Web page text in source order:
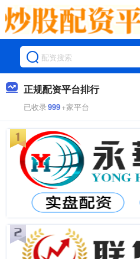
正规配资平台排行
已收录999+家平台